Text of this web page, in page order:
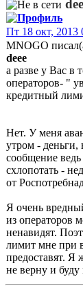
Пт 18 окт, 2013
MNOGO
deee
а разве у Вас в
операторов- "
кредитный
Нет. У меня
утром - деньги,
сообщение
схлопотать -
от
Я очень
из операторов
ненавидят.
лимит мне при
предоставят. Я
не верну и буду